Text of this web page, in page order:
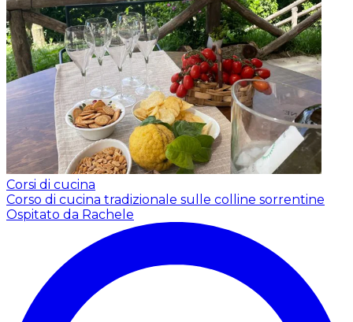
Corsi di cucina
Corso di cucina tradizionale sulle colline sorrentine
Ospitato da Rachele